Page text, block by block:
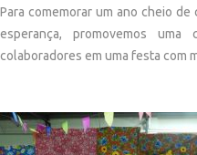
Para comemorar um ano cheio
esperança, promovemos uma
colaboradores em uma festa com